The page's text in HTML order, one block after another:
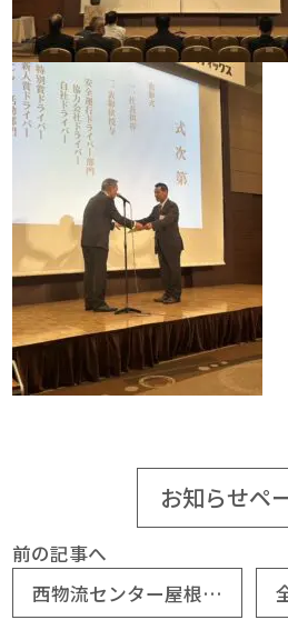
お知らせペ
前の記事へ
西物流センター屋根遮熱工事